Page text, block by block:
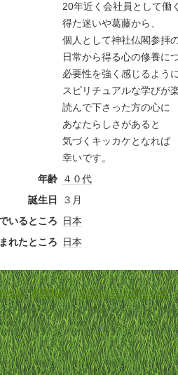
20年近く会社員として働
得た迷いや葛藤から、
個人として神社仏閣参拝の
日常から得る心の修養に
必要性を強く感じるよう
スピリチュアルな学びが
読んで下さった方の心に
あなたらしさがあると
気づくキッカケとなれば
幸いです。
年齢
４０代
誕生日
３月
いるところ
日本
れたところ
日本
ーム-利用規約-プライバシーポリシー-